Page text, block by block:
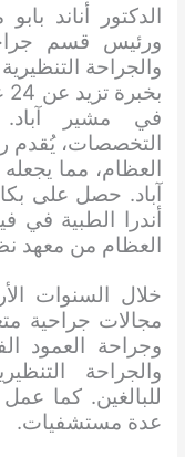
الدكتور أناند
ورئيس قسم
والجراحة
في مشير آباد.
التخصصات، يُقدم
العظام، مما
آباد. حصل على
أندرا الطبية في
العظام من معهد
خلال السنوات
مجالات جراحية
وجراحة العمود
والجراحة
للبالغين. كما
عدة مستشفيات.